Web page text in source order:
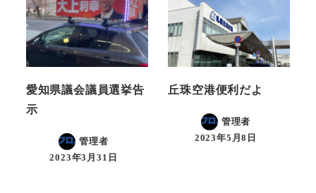
愛知県議会議員選挙告
示
管理者
2023年3月31日
丘珠空港便利だよ
管理者
2023年5月8日